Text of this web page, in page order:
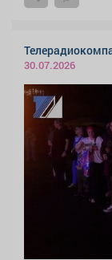
30.07.2026